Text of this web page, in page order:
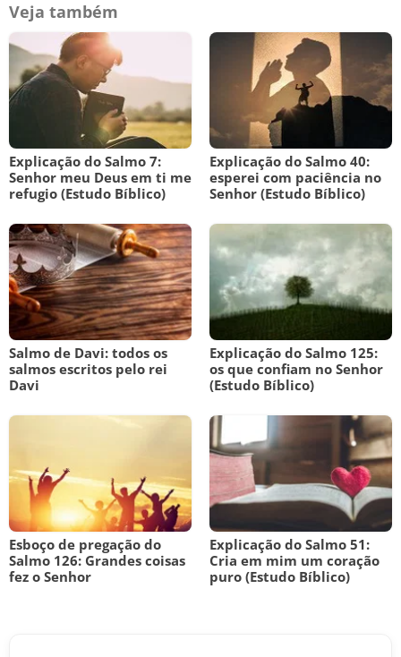
Veja também
Explicação do Salmo 7:
Senhor meu Deus em ti me
refugio (Estudo Bíblico)
Explicação do Salmo 40:
esperei com paciência no
Senhor (Estudo Bíblico)
Salmo de Davi: todos os
salmos escritos pelo rei
Davi
Explicação do Salmo 125:
os que confiam no Senhor
(Estudo Bíblico)
Esboço de pregação do
Salmo 126: Grandes coisas
fez o Senhor
Explicação do Salmo 51:
Cria em mim um coração
puro (Estudo Bíblico)